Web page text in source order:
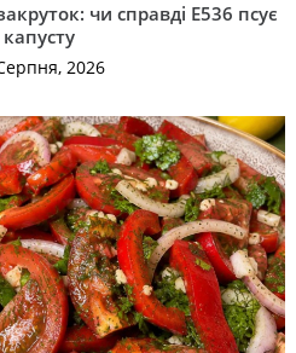
чи справді Е536 псує
2026